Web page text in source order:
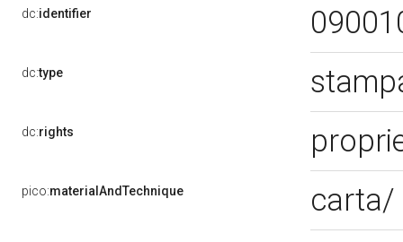
dc:identifier
dc:type
dc:rights
pico:materialAndTechnique